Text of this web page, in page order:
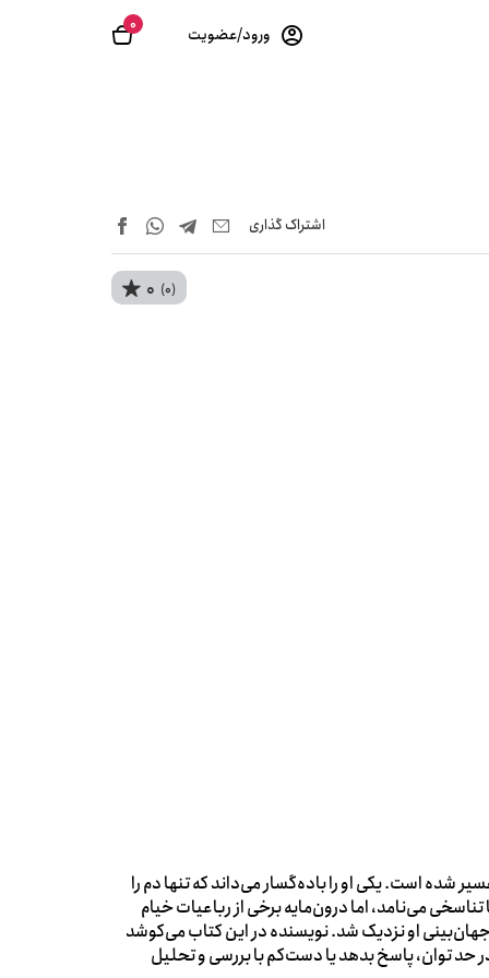
0 ورود/عضویت
اشتراک‌ گذاری
0 (0)
است. یکی او را باده‌گسار می‌داند که تنها دم را
می‌نامد، اما درون‌مایه برخی از رباعیات خیام
او نزدیک شد. نویسنده در این کتاب می‌کوشد
حد توان، پاسخ بدهد یا دست‌کم با بررسی و تحلیل